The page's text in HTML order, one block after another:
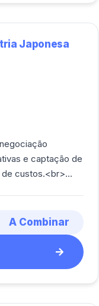
Japonesa
e captação de
custos.<br>
A Combinar